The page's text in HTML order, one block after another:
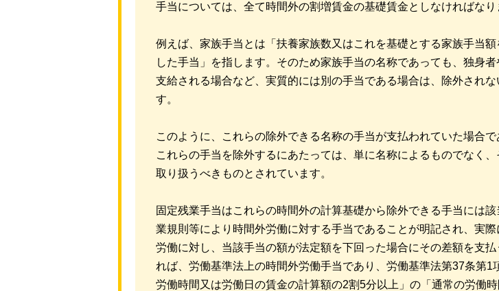
手当については、全て時間外の割増賃金の基礎賃金としなければなり
例えば、家族手当とは「扶養家族数又はこれを基礎とする家族手当額
した手当」を指します。そのため家族手当の名称であっても、独身
支給される場合など、実質的には別の手当である場合は、除外されな
す。
このように、これらの除外できる名称の手当が支払われていた場合
これらの手当を除外するにあたっては、単に名称によるものでなく
取り扱うべきものとされています。
固定残業手当はこれらの時間外の計算基礎から除外できる手当には
業規則等により時間外労働に対する手当であることが明記され、実
労働に対し、当該手当の額が法定額を下回った場合にその差額を支
れば、労働基準法上の時間外労働手当であり、労働基準法第37条第1
労働時間又は労働日の賃金の計算額の2割5分以上」の「通常の労働